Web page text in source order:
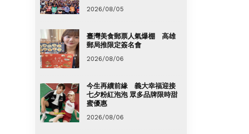
2026/08/05
臺灣美食郵票人氣爆棚 高雄
郵局推限定簽名會
2026/08/06
今生再續前緣 義大幸福迎接
七夕粉紅泡泡 眾多品牌限時甜
蜜優惠
2026/08/06